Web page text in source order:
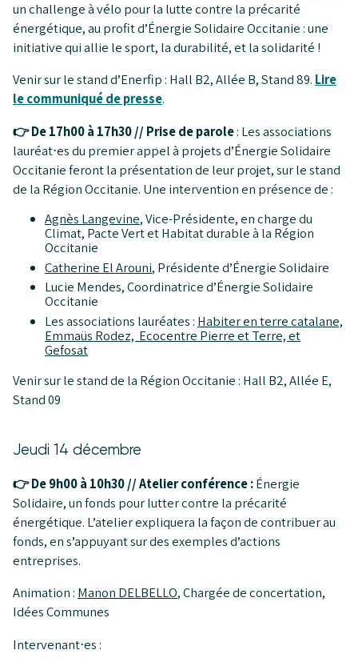
un challenge à vélo pour la lutte contre la précarité
énergétique, au profit d’Énergie Solidaire Occitanie : une
initiative qui allie le sport, la durabilité, et la solidarité !
Venir sur le stand d’Enerfip : Hall B2, Allée B, Stand 89. Lire
le communiqué de presse.
👉 De 17h00 à 17h30 // Prise de parole: Les associations
lauréat⋅es du premier appel à projets d’Énergie Solidaire
Occitanie feront la présentation de leur projet, sur le stand
de la Région Occitanie. Une intervention en présence de :
Agnès Langevine, Vice-Présidente, en charge du
Climat, Pacte Vert et Habitat durable à la Région
Occitanie
Catherine El Arouni, Présidente d’Énergie Solidaire
Lucie Mendes, Coordinatrice d’Énergie Solidaire
Occitanie
Les associations lauréates : Habiter en terre catalane,
Emmaüs Rodez, Ecocentre Pierre et Terre, et
Gefosat
Venir sur le stand de la Région Occitanie : Hall B2, Allée E,
Stand 09
Jeudi 14 décembre
👉 De 9h00 à 10h30 // Atelier conférence :Énergie
Solidaire, un fonds pour lutter contre la précarité
énergétique. L’atelier expliquera la façon de contribuer au
fonds, en s’appuyant sur des exemples d’actions
entreprises.
Animation : Manon DELBELLO, Chargée de concertation,
Idées Communes
Intervenant⋅es :